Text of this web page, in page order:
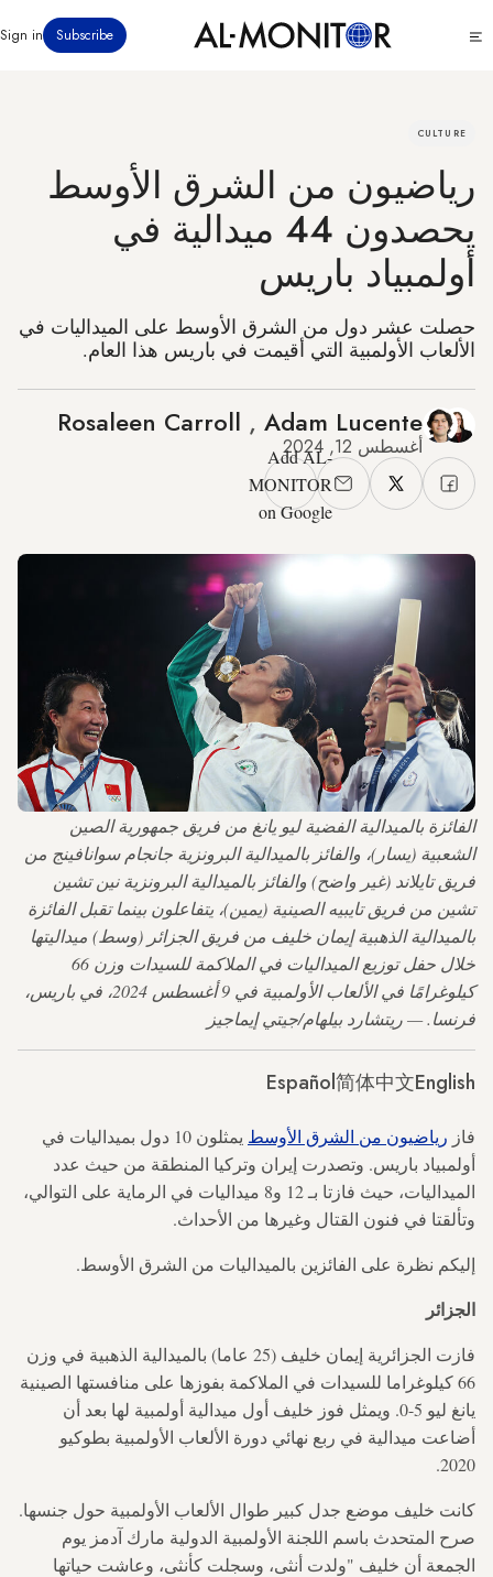
إلى
Subscribe
Sign in
CULTURE
رياضيون من الشرق الأوسط
يحصدون 44 ميدالية في
أولمبياد باريس
حصلت عشر دول من الشرق الأوسط على الميداليات في
الألعاب الأولمبية التي أقيمت في باريس هذا العام.
Rosaleen Carroll , Adam Lucente
أغسطس 12, 2024
Add AL-
MONITOR
on Google
الفائزة بالميدالية الفضية ليو يانغ من فريق جمهورية الصين
الشعبية (يسار)، والفائز بالميدالية البرونزية جانجام سوانافينج من
فريق تايلاند (غير واضح) والفائز بالميدالية البرونزية نين تشين
تشين من فريق تايبيه الصينية (يمين)، يتفاعلون بينما تقبل الفائزة
بالميدالية الذهبية إيمان خليف من فريق الجزائر (وسط) ميداليتها
خلال حفل توزيع الميداليات في الملاكمة للسيدات وزن 66
كيلوغرامًا في الألعاب الأولمبية في 9 أغسطس 2024، في باريس،
فرنسا. — ريتشارد بيلهام/جيتي إيماجيز
English
简体中文
Español
فاز رياضيون من الشرق الأوسط
يمثلون 10 دول بميداليات في
أولمبياد باريس. وتصدرت إيران وتركيا المنطقة من حيث عدد
الميداليات، حيث فازتا بـ 12 و8 ميداليات في الرماية على التوالي،
وتألقتا في فنون القتال وغيرها من الأحداث.
إليكم نظرة على الفائزين بالميداليات من الشرق الأوسط.
الجزائر
فازت الجزائرية إيمان خليف (25 عاما) بالميدالية الذهبية في وزن
66 كيلوغراما للسيدات في الملاكمة بفوزها على منافستها الصينية
يانغ ليو 5-0. ويمثل فوز خليف أول ميدالية أولمبية لها بعد أن
أضاعت ميدالية في ربع نهائي دورة الألعاب الأولمبية بطوكيو
2020.
كانت خليف موضع جدل كبير طوال الألعاب الأولمبية حول جنسها.
صرح المتحدث باسم اللجنة الأولمبية الدولية مارك آدمز يوم
الجمعة أن خليف "ولدت أنثى، وسجلت كأنثى، وعاشت حياتها